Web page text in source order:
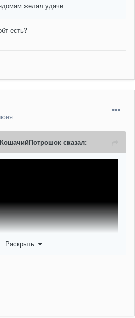
желал удачи
есть?
КошачийПотрошок сказал:
Раскрыть